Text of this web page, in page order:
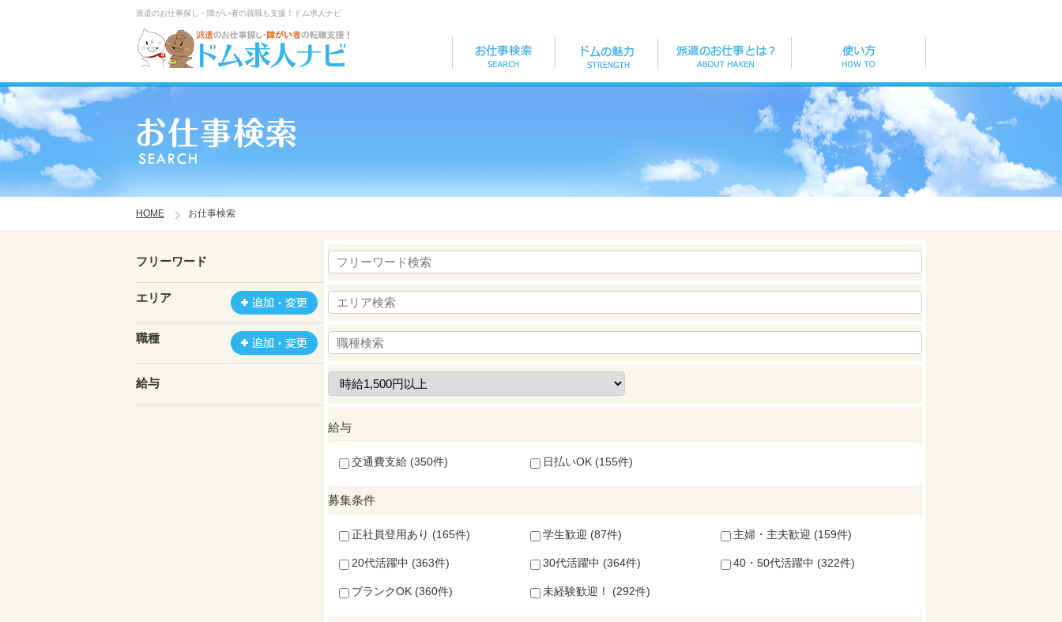
派遣のお仕事探し・障がい者の就職も支援！ドム求人ナビ
HOME お仕事検索
フリーワード
エリア
職種
給与
給与
交通費支給 (350件) 日払いOK (155件)
募集条件
正社員登用あり (165件) 学生歓迎 (87件) 主婦・主夫歓迎 (159件)
20代活躍中 (363件) 30代活躍中 (364件) 40・50代活躍中 (322件)
ブランクOK (360件) 未経験歓迎！ (292件)